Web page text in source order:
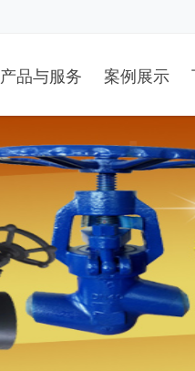
产品与服务 案例展示